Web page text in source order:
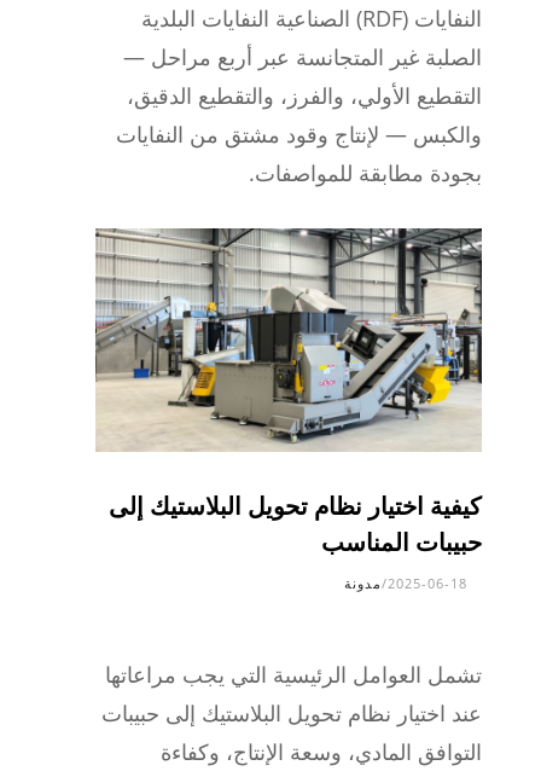
النفايات (RDF) الصناعية النفايات البلدية
الصلبة غير المتجانسة عبر أربع مراحل —
التقطيع الأولي، والفرز، والتقطيع الدقيق،
والكبس — لإنتاج وقود مشتق من النفايات
بجودة مطابقة للمواصفات.
كيفية اختيار نظام تحويل البلاستيك إلى
حبيبات المناسب
2025-06-18
/مدونة
تشمل العوامل الرئيسية التي يجب مراعاتها
عند اختيار نظام تحويل البلاستيك إلى حبيبات
التوافق المادي، وسعة الإنتاج، وكفاءة